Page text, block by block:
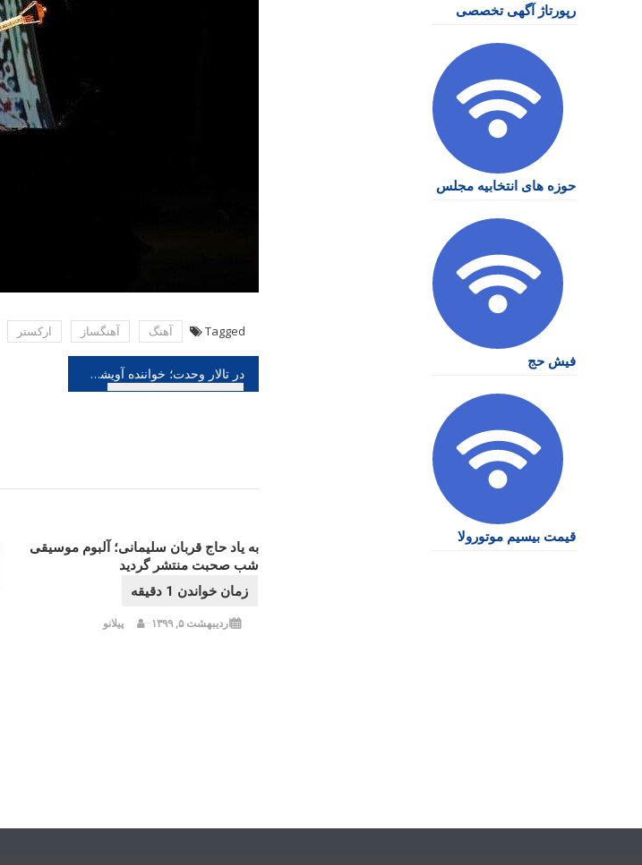
Tagged آهنگ آهنگساز اركستر
راهبری
در تالار وحدت؛ خواننده آویشن واندوه کنسرت برگزار می کند
به یاد حاج قربان سلیمانی؛ آلبوم موسیقی
شب صحبت منتشر گردید
اردیبهشت ۵, ۱۳۹۹ پیلانو
رپورتاژ آگهی تخصصی
حوزه های انتخابیه مجلس
فیش حج
قیمت بیسیم موتورولا